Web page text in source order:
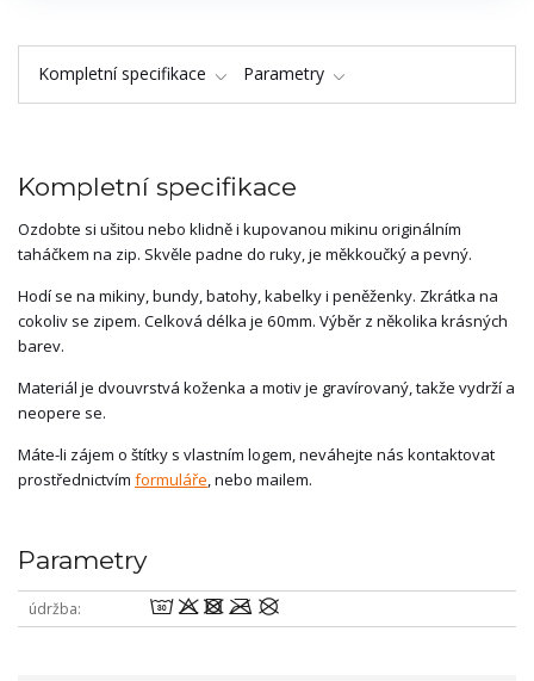
Kompletní specifikace Parametry
Kompletní specifikace
Ozdobte si ušitou nebo klidně i kupovanou mikinu originálním
taháčkem na zip. Skvěle padne do ruky, je měkkoučký a pevný.
Hodí se na mikiny, bundy, batohy, kabelky i peněženky. Zkrátka na
cokoliv se zipem. Celková délka je 60mm. Výběr z několika krásných
barev.
Materiál je dvouvrstvá koženka a motiv je gravírovaný, takže vydrží a
neopere se.
Máte-li zájem o štítky s vlastním logem, neváhejte nás kontaktovat
prostřednictvím formuláře, nebo mailem.
Parametry
údržba wodmU